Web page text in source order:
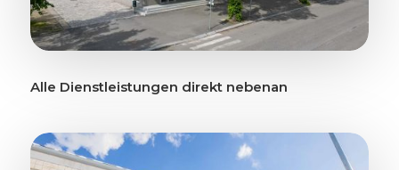
Alle Dienstleistungen direkt nebenan